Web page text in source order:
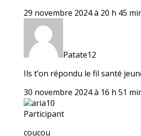
29 novembre 2024 à 20 h 45
Patate12
Ils t’on répondu le fil santé
30 novembre 2024 à 16 h 51
aria10
Participant
coucou